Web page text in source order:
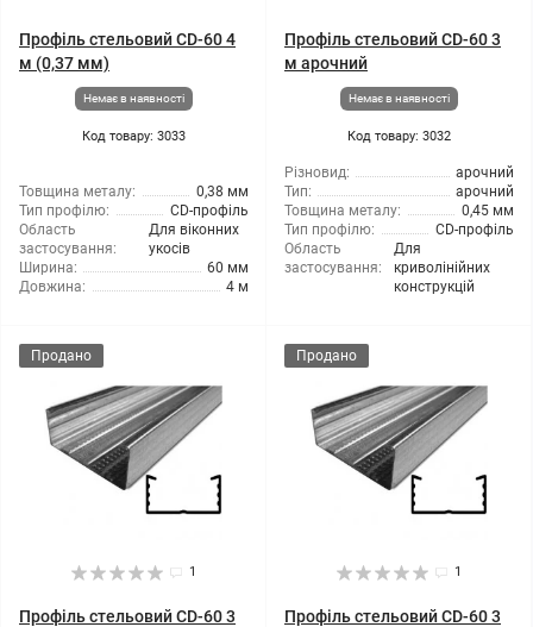
Профіль стельовий CD-60 4
м (0,37 мм)
Немає в наявності
Код товару: 3033
Товщина металу:
0,38 мм
Тип профілю:
CD-профіль
Область
застосування:
Для віконних
укосів
Ширина:
60 мм
Довжина:
4 м
Профіль стельовий CD-60 3
м арочний
Немає в наявності
Код товару: 3032
Різновид:
арочний
Тип:
арочний
Товщина металу:
0,45 мм
Тип профілю:
CD-профіль
Область
застосування:
Для
криволінійних
конструкцій
Продано
1
Профіль стельовий CD-60 3
Продано
1
Профіль стельовий CD-60 3